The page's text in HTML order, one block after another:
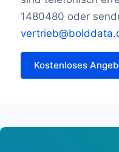
Kambodscha1.289
Kamerun1.251
Kanada 1.801.375
Kap Verde195
Cayman
China 18.599.570
1480480 oder
Kostenloses